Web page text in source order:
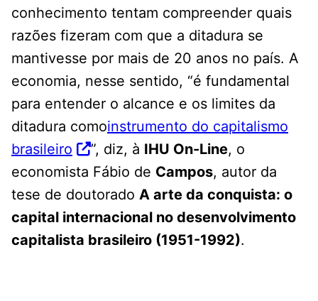
conhecimento tentam compreender quais
razões fizeram com que a ditadura se
mantivesse por mais de 20 anos no país. A
economia, nesse sentido, “é fundamental
para entender o alcance e os limites da
ditadura comoinstrumento do capitalismo
brasileiro
”, diz, à IHU On-Line, o
economista Fábio de Campos, autor da
tese de doutorado A arte da conquista: o
capital internacional no desenvolvimento
capitalista brasileiro (1951-1992).